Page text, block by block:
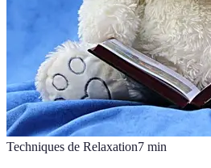
Techniques de Relaxation7 min